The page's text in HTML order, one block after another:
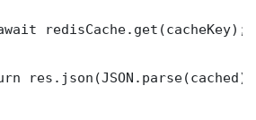
redisCache.get(cacheKey);